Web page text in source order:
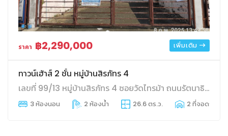
ราคา ฿2,290,000 เพิ่มเติม
ทาวน์เฮ้าส์ 2 ชั้น หมู่บ้านสิรภัทร 4
เลขที่ 99/13 หมู่บ้านสิรภัทร 4 ซอยวัดไทรม้า ถนนรัตนาธิเบศร์
3 ห้องนอน 2 ห้องน้ำ 26.6 ตร.ว. 2 ที่จอดรถ